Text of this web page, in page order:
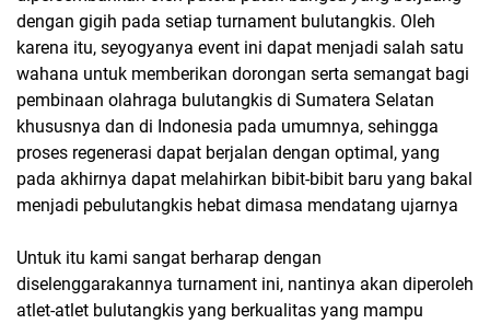
dengan gigih pada setiap turnament bulutangkis. Oleh
karena itu, seyogyanya event ini dapat menjadi salah satu
wahana untuk memberikan dorongan serta semangat bagi
pembinaan olahraga bulutangkis di Sumatera Selatan
khususnya dan di Indonesia pada umumnya, sehingga
proses regenerasi dapat berjalan dengan optimal, yang
pada akhirnya dapat melahirkan bibit-bibit baru yang bakal
menjadi pebulutangkis hebat dimasa mendatang ujarnya
Untuk itu kami sangat berharap dengan
diselenggarakannya turnament ini, nantinya akan diperoleh
atlet-atlet bulutangkis yang berkualitas yang mampu